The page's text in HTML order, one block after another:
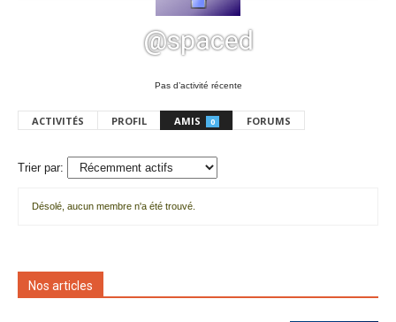
@spaced
Pas d’activité récente
ACTIVITÉS PROFIL AMIS 0 FORUMS
Trier par:
amis
Désolé, aucun membre n'a été trouvé.
Nos articles